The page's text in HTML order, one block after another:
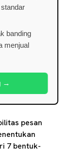
banding
menjual
→
pesan
7 bentuk-